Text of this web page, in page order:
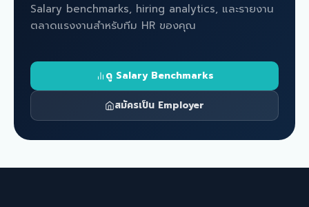
Salary benchmarks, hiring analytics, และรายงาน
ตลาดแรงงานสำหรับทีม HR ของคุณ
ดู Salary Benchmarks
สมัครเป็น Employer